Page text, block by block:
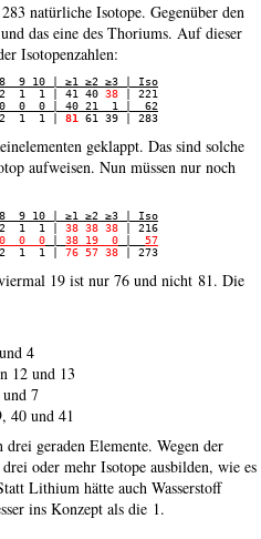
natür­liche Isotope. Gegen­über den
das eine des Thoriums. Auf dieser
Isotopen­zahlen:
9 10 | ≥1 ≥2 ≥3 | Iso
1  1 | 41 40
38
0  0 | 40 21  1 |  62
2  1  1 | 81
geklappt. Das sind solche
aufweisen. Nun müssen nur noch
9 10 | ≥1 ≥2 ≥3 | Iso
1  1 |
38 38 38
0  0 38 19  0
57
1  1 |
76 57 38
19 ist nur 76 und nicht 81. Die
4
12 und 13
7
40 und 41
geraden Elemente. Wegen der
oder mehr Isotope aus­bilden, wie es
Lithium hätte auch Wasser­stoff
ins Konzept als die 1.